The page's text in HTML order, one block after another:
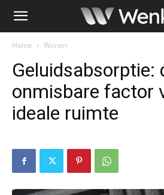
Home Wonen
Geluidsabsorptie:
onmisbare factor
ideale ruimte